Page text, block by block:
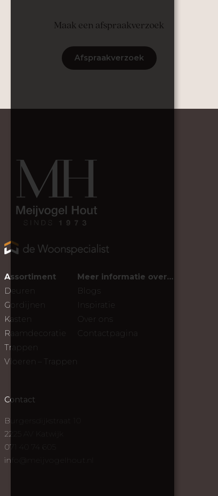
Maak een afspraakverzoek
Afspraakverzoek
Assortiment
Deuren
Gordijnen
Kasten
Raamdecoratie
Trappen
Vloeren – Trappen
Meer informatie over…
Blogs
Inspiratie
Over ons
Contactpagina
Contact
Burgersdijkstraat 10
2225 AV Katwijk
071 40 74 605
info@meijvogelhout.nl